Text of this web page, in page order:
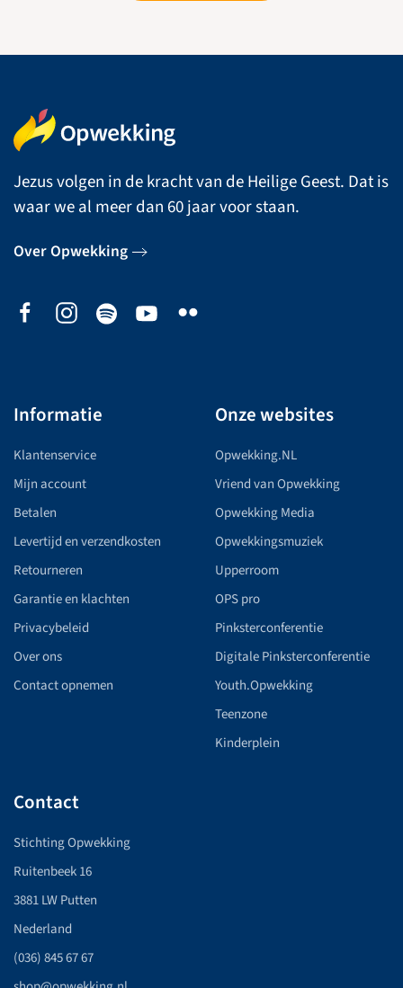
Jezus volgen in de kracht van de Heilige Geest. Dat is
waar we al meer dan 60 jaar voor staan.
Over Opwekking
Informatie
Klantenservice
Mijn account
Betalen
Levertijd en verzendkosten
Retourneren
Garantie en klachten
Privacybeleid
Over ons
Contact opnemen
Onze websites
Opwekking.NL
Vriend van Opwekking
Opwekking Media
Opwekkingsmuziek
Upperroom
OPS pro
Pinksterconferentie
Digitale Pinksterconferentie
Youth.Opwekking
Teenzone
Kinderplein
Contact
Stichting Opwekking
Ruitenbeek 16
3881 LW Putten
Nederland
(036) 845 67 67